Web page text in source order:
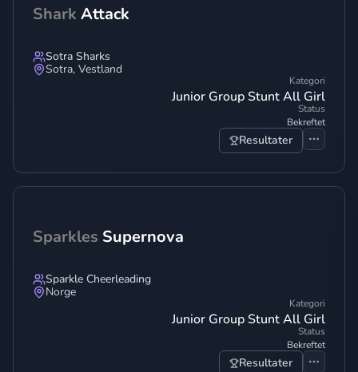
Shark Attack
Sotra Sharks
Sotra, Vestland
Kategori
Junior Group Stunt All Girl
Status
Bekreftet
Resultater
Sparkles Supernova
Sparkle Cheerleading
Norge
Kategori
Junior Group Stunt All Girl
Status
Bekreftet
Resultater